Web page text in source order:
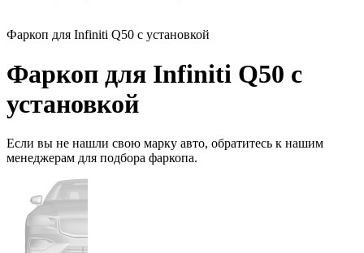
Фаркоп для Infiniti Q50 с установкой
Фаркоп для Infiniti Q50 с
установкой
Если вы не нашли свою марку авто, обратитесь к нашим
менеджерам для подбора фаркопа.